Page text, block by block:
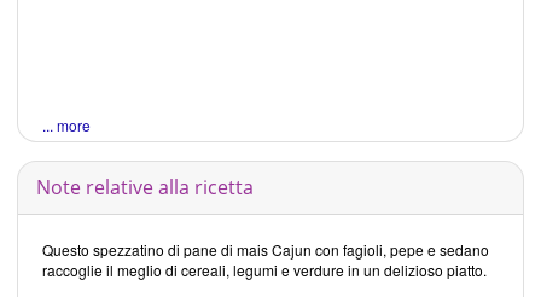
... more
Note relative alla ricetta
Questo spezzatino di pane di mais Cajun con fagioli, pepe e sedano
raccoglie il meglio di cereali, legumi e verdure in un delizioso piatto.